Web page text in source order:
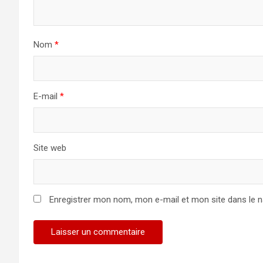
Nom *
E-mail *
Site web
Enregistrer mon nom, mon e-mail et mon site dans le